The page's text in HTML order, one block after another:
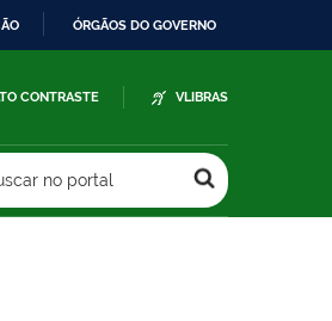
ÓRGÃOS DO GOVERNO
CONTRASTE VLIBRAS
no portal